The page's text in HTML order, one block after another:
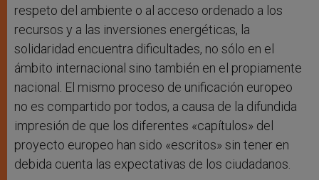
respeto del ambiente o al acceso ordenado a los
recursos y a las inversiones energéticas, la
solidaridad encuentra dificultades, no sólo en el
ámbito internacional sino también en el propiamente
nacional. El mismo proceso de unificación europeo
no es compartido por todos, a causa de la difundida
impresión de que los diferentes «capítulos» del
proyecto europeo han sido «escritos» sin tener en
debida cuenta las expectativas de los ciudadanos.